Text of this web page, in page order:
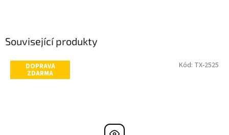
Související produkty
DOPRAVA
ZDARMA
Kód: TX-2525